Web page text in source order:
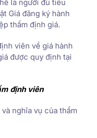
là người đủ tiêu
Giá đăng ký hành
thẩm định giá.
viên về giá hành
được quy định tại
định viên
nghĩa vụ của thẩm